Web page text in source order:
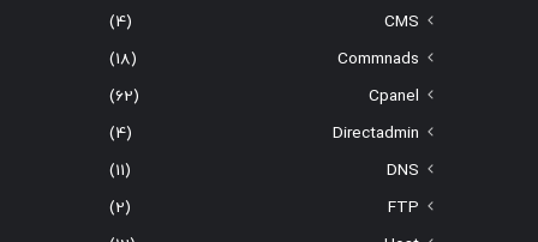
CMS
(4)
Commnads
(18)
Cpanel
(62)
Directadmin
(4)
DNS
(11)
FTP
(2)